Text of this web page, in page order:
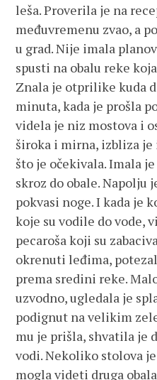
leša. Proverila je na
međuvremenu zvao, a
u grad. Nije imala
spusti na obalu reke
Znala je otprilike kuda
minuta, kada je prošla
videla je niz mostova i
široka i mirna, izbliza
što je očekivala. Imala
skroz do obale. Napolju
pokvasi noge. I kada je
koje su vodile do vode,
pecaroša koji su
okrenuti leđima,
prema sredini reke.
uzvodno, ugledala je
podignut na velikim
mu je prišla, shvatila je
vodi. Nekoliko stolova
mogla videti druga